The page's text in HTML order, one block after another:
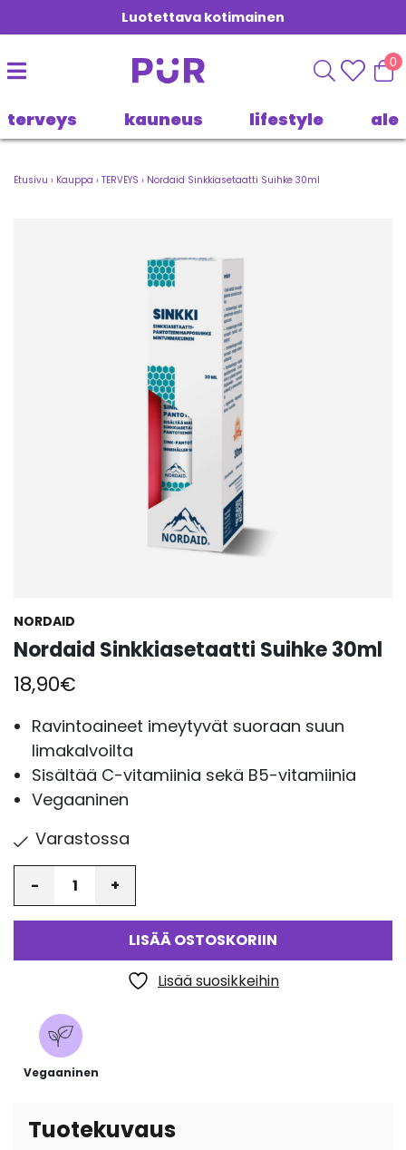
Luotettava kotimainen
0
terveys kauneus lifestyle ale
Etusivu › Kauppa › TERVEYS › Nordaid Sinkkiasetaatti Suihke 30ml
NORDAID
Nordaid Sinkkiasetaatti Suihke 30ml
18,90€
Ravintoaineet imeytyvät suoraan suun
limakalvoilta
Sisältää C-vitamiinia sekä B5-vitamiinia
Vegaaninen
Varastossa
LISÄÄ OSTOSKORIIN
Lisää suosikkeihin
Vegaaninen
Tuotekuvaus